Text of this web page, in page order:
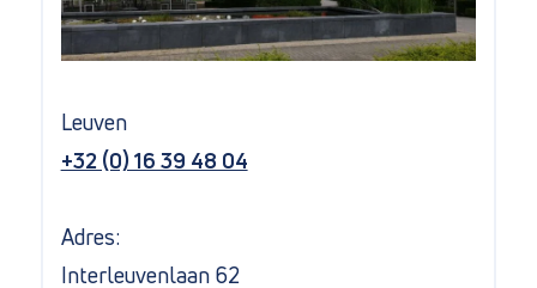
Leuven
+32 (0) 16 39 48 04
Adres:
Interleuvenlaan 62